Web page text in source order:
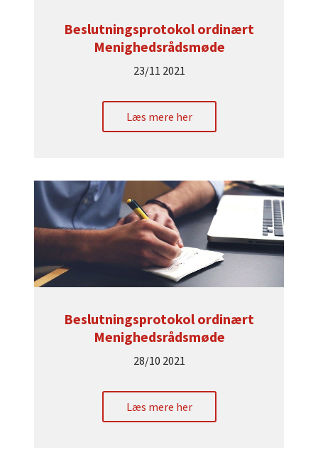
Beslutningsprotokol ordinært
Menighedsrådsmøde
23/11 2021
Læs mere her
Beslutningsprotokol ordinært
Menighedsrådsmøde
28/10 2021
Læs mere her